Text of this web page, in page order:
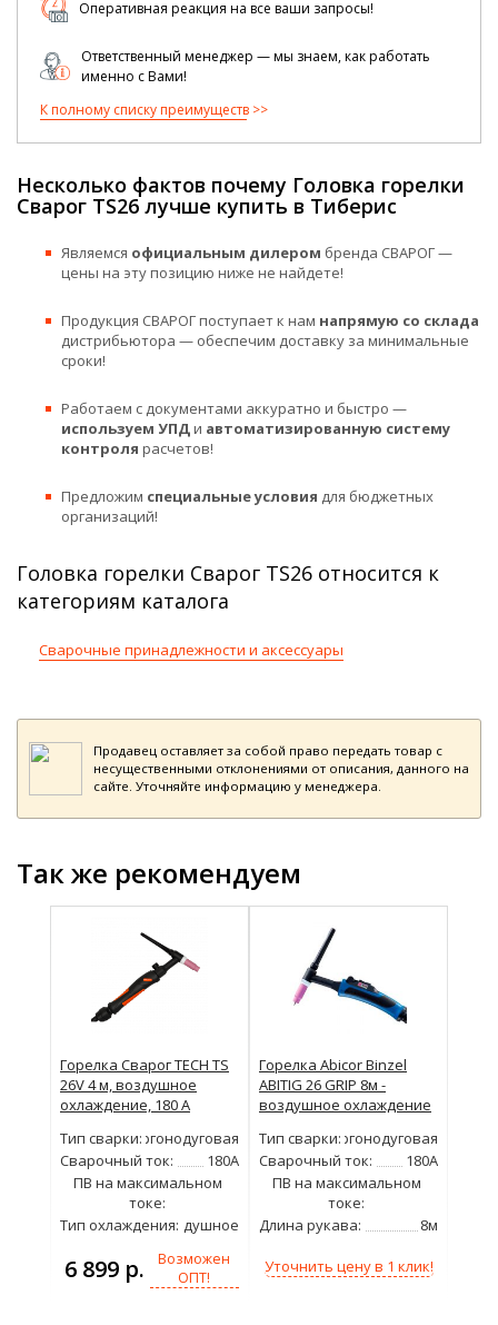
Оперативная реакция на все ваши запросы!
Ответственный менеджер — мы знаем, как работать
именно с Вами!
К полному списку преимуществ
Несколько фактов почему Головка горелки
Сварог TS26 лучше купить в Тиберис
Являемся официальным дилером бренда СВАРОГ —
цены на эту позицию ниже не найдете!
Продукция СВАРОГ поступает к нам напрямую со склада
дистрибьютора — обеспечим доставку за минимальные
сроки!
Работаем с документами аккуратно и быстро —
используем УПДи автоматизированную систему
контроля расчетов!
Предложим специальные условия для бюджетных
организаций!
Головка горелки Сварог TS26 относится к
категориям каталога
Сварочные принадлежности и аксессуары
Продавец оставляет за собой право передать товар с
несущественными отклонениями от описания, данного на
сайте. Уточняйте информацию у менеджера.
Так же рекомендуем
Горелка Сварог TECH TS
26V 4 м, воздушное
охлаждение, 180 А
Тип сварки:Аргонодуговая
Сварочный ток:
180А
ПВ на максимальном
токе:
35%
Тип охлаждения:Воздушное
6 899 р.
Возможен
ОПТ!
Горелка Abicor Binzel
ABITIG 26 GRIP 8м -
воздушное охлаждение
Тип сварки:Аргонодуговая
Сварочный ток:
180А
ПВ на максимальном
токе:
35%
Длина рукава: 8м
Уточнить цену в 1 клик!